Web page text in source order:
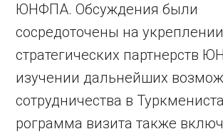
ЮНФПА. Обсуждения были
сосредоточены на укреплении
стратегических партнерств
изучении дальнейших
сотрудничества в
рограмма визита также